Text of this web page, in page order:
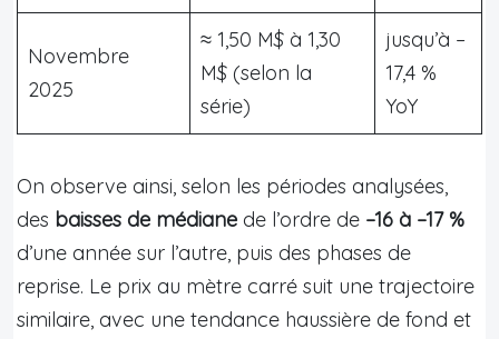
Novembre
2025
≈ 1,50 M$ à 1,30
M$ (selon la
série)
jusqu’à –
17,4 %
YoY
On observe ainsi, selon les périodes analysées,
des baisses de médiane de l’ordre de –16 à –17 %
d’une année sur l’autre, puis des phases de
reprise. Le prix au mètre carré suit une trajectoire
similaire, avec une tendance haussière de fond et